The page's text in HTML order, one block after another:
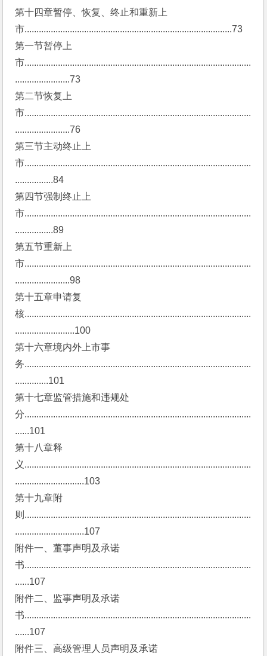
第十四章暂停、恢复、终止和重新上
市.......................................................................................73
第一节暂停上
市...............................................................................................
.......................73
第二节恢复上
市...............................................................................................
.......................76
第三节主动终止上
市...............................................................................................
................84
第四节强制终止上
市...............................................................................................
................89
第五节重新上
市...............................................................................................
.......................98
第十五章申请复
核...............................................................................................
.........................100
第十六章境内外上市事
务...............................................................................................
..............101
第十七章监管措施和违规处
分...............................................................................................
......101
第十八章释
义...............................................................................................
.............................103
第十九章附
则...............................................................................................
.............................107
附件一、董事声明及承诺
书...............................................................................................
......107
附件二、监事声明及承诺
书...............................................................................................
......107
附件三、高级管理人员声明及承诺